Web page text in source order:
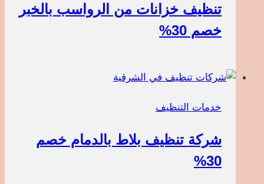
تنظيف خزانات من الرواسب بالخبر
خصم 30%
خدمات التنظيف
شركة تنظيف بلاط بالدمام خصم
30%